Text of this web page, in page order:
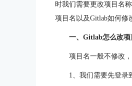
时我们需要更改项目名
项目名以及Gitlab如何修
一、Gitlab怎么改项
项目名一般不修改
1、我们需要先登录